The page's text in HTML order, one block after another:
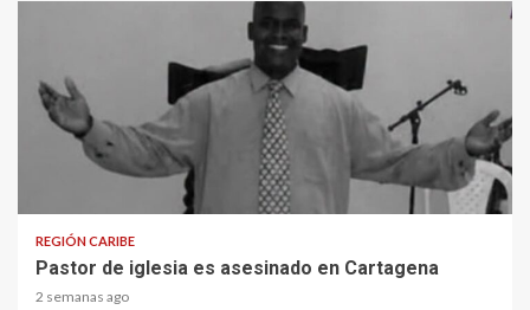
REGIÓN CARIBE
Pastor de iglesia es asesinado en Cartagena
2 semanas ago